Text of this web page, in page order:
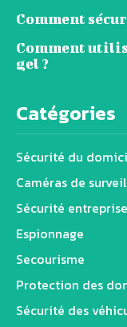
Comment
Comment
gel ?
Catégories
Sécurité du
Caméras de
Sécurité entreprise
Espionnage
Secourisme
Protection des
Sécurité des